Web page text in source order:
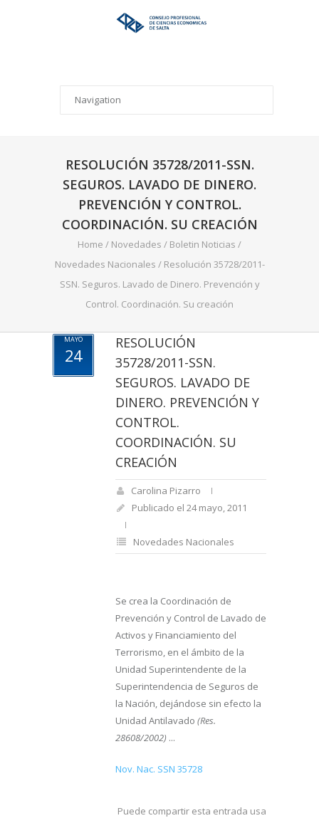
RESOLUCIÓN 35728/2011-SSN.
SEGUROS. LAVADO DE DINERO.
PREVENCIÓN Y CONTROL.
COORDINACIÓN. SU CREACIÓN
Home / Novedades / Boletin Noticias /
Novedades Nacionales / Resolución 35728/2011-
SSN. Seguros. Lavado de Dinero. Prevención y
Control. Coordinación. Su creación
MAYO
24
RESOLUCIÓN
35728/2011-SSN.
SEGUROS. LAVADO DE
DINERO. PREVENCIÓN Y
CONTROL.
COORDINACIÓN. SU
CREACIÓN
Carolina Pizarro
Publicado el 24 mayo, 2011
Novedades Nacionales
Se crea la Coordinación de
Prevención y Control de Lavado de
Activos y Financiamiento del
Terrorismo, en el ámbito de la
Unidad Superintendente de la
Superintendencia de Seguros de
la Nación, dejándose sin efecto la
Unidad Antilavado (Res.
28608/2002) ...
Nov. Nac. SSN 35728
Puede compartir esta entrada usando sus